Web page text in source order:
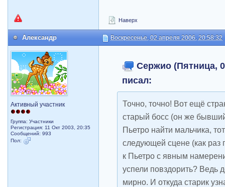
Наверх
Александр Воскресенье, 02 апреля 2006, 20:58:32
Активный участник
Группа: Участники
Регистрация: 11 Окт 2003, 20:35
Сообщений: 993
Пол:
Сержио (Пятница,
писал:
Точно, точно! Вот ещё
старый босс (он же
Пьетро найти мальчика,
следующей сцене (как раз
к Пьетро с явным
успели повздорить? Ведь
мирно. И откуда старик